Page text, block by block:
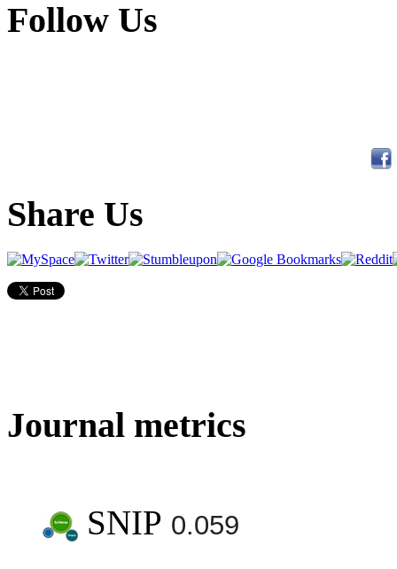
Follow Us
Share Us
Journal metrics
SNIP 0.059